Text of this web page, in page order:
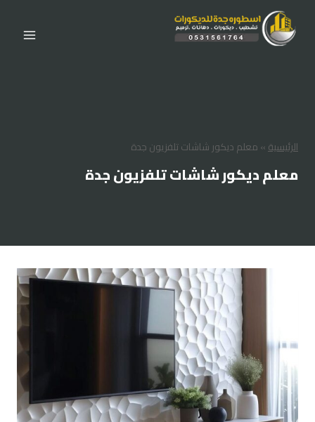
المحتوى
الرئيسية»معلم ديكور شاشات تلفزيون جدة
معلم ديكور شاشات تلفزيون جدة